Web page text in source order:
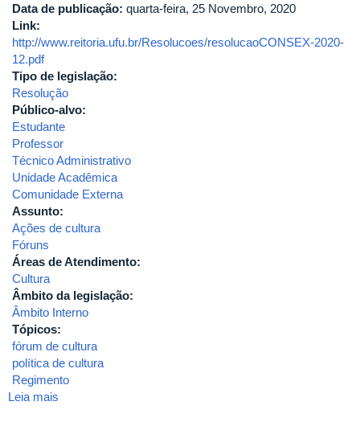
Data de publicação: quarta-feira, 25 Novembro, 2020
Link:
http://www.reitoria.ufu.br/Resolucoes/resolucaoCONSEX-2020-
12.pdf
Tipo de legislação:
Resolução
Público-alvo:
Estudante
Professor
Técnico Administrativo
Unidade Acadêmica
Comunidade Externa
Assunto:
Ações de cultura
Fóruns
Áreas de Atendimento:
Cultura
Âmbito da legislação:
Âmbito Interno
Tópicos:
fórum de cultura
política de cultura
Regimento
Leia mais